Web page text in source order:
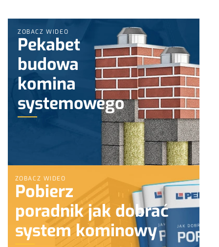
ZOBACZ WIDEO
Pekabet
budowa
komina
systemowego
ZOBACZ WIDEO
Pobierz
poradnik jak dobrać
system kominowy